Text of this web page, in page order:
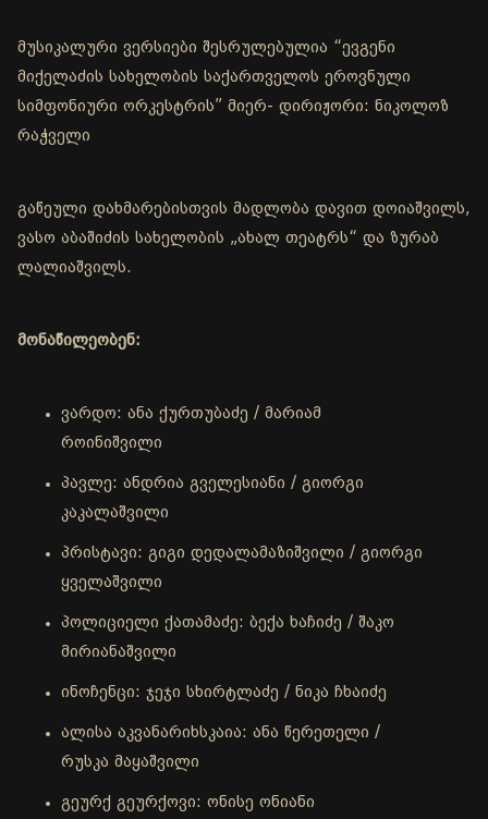
მუსიკალური ვერსიები შესრულებულია “ევგენი
მიქელაძის სახელობის საქართველოს ეროვნული
სიმფონიური ორკესტრის” მიერ- დირიჟორი: ნიკოლოზ
რაჭველი
გაწეული დახმარებისთვის მადლობა დავით დოიაშვილს,
ვასო აბაშიძის სახელობის „ახალ თეატრს“ და ზურაბ
ლალიაშვილს.
მონაწილეობენ:
ვარდო: ანა ქურთუბაძე / მარიამ
როინიშვილი
პავლე: ანდრია გველესიანი / გიორგი
კაკალაშვილი
პრისტავი: გიგი დედალამაზიშვილი / გიორგი
ყველაშვილი
პოლიციელი ქათამაძე: ბექა ხაჩიძე / შაკო
მირიანაშვილი
ინოჩენცი: ჯეჯი სხირტლაძე / ნიკა ჩხაიძე
ალისა აკვანარიხსკაია: ანა წერეთელი /
რუსკა მაყაშვილი
გეურქ გეურქოვი: ონისე ონიანი